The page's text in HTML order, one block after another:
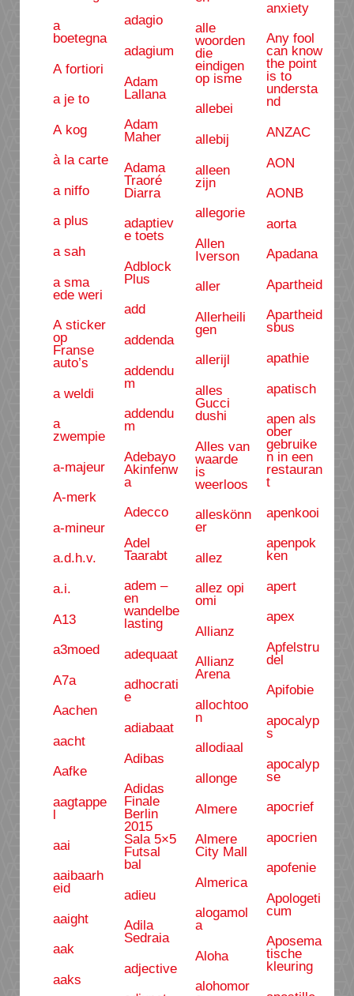
a
boetegna
A fortiori
a je to
A kog
à la carte
a niffo
a plus
a sah
a sma
ede weri
A sticker
op
Franse
auto’s
a weldi
a
zwempie
a-majeur
A-merk
a-mineur
a.d.h.v.
a.i.
A13
a3moed
A7a
Aachen
aacht
Aafke
aagtappe
l
aai
aaibaarh
eid
aaight
aak
aaks
adagio
adagium
Adam
Lallana
Adam
Maher
Adama
Traoré
Diarra
adaptiev
e toets
Adblock
Plus
add
addenda
addendu
m
addendu
m
Adebayo
Akinfenw
a
Adecco
Adel
Taarabt
adem –
en
wandelbe
lasting
adequaat
adhocrati
e
adiabaat
Adibas
Adidas
Finale
Berlin
2015
Sala 5×5
Futsal
bal
adieu
Adila
Sedraia
adjective
alle
woorden
die
eindigen
op isme
allebei
allebij
alleen
zijn
allegorie
Allen
Iverson
aller
Allerheili
gen
allerijl
alles
Gucci
dushi
Alles van
waarde
is
weerloos
alleskönn
er
allez
allez opi
omi
Allianz
Allianz
Arena
allochtoo
n
allodiaal
allonge
Almere
Almere
City Mall
Almerica
alogamol
a
Aloha
alohomor
anxiety
Any fool
can know
the point
is to
understa
nd
ANZAC
AON
AONB
aorta
Apadana
Apartheid
Apartheid
sbus
apathie
apatisch
apen als
ober
gebruike
n in een
restauran
t
apenkooi
apenpok
ken
apert
apex
Apfelstru
del
Apifobie
apocalyp
s
apocalyp
se
apocrief
apocrien
apofenie
Apologeti
cum
Aposema
tische
kleuring